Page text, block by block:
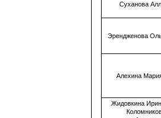
Суханова
Эрендженова
Алехина
Жидовкина